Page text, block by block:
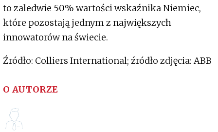
to zaledwie 50% wartości wskaźnika Niemiec,
które pozostają jednym z największych
innowatorów na świecie.
Źródło: Colliers International; źródło zdjęcia: ABB
O AUTORZE